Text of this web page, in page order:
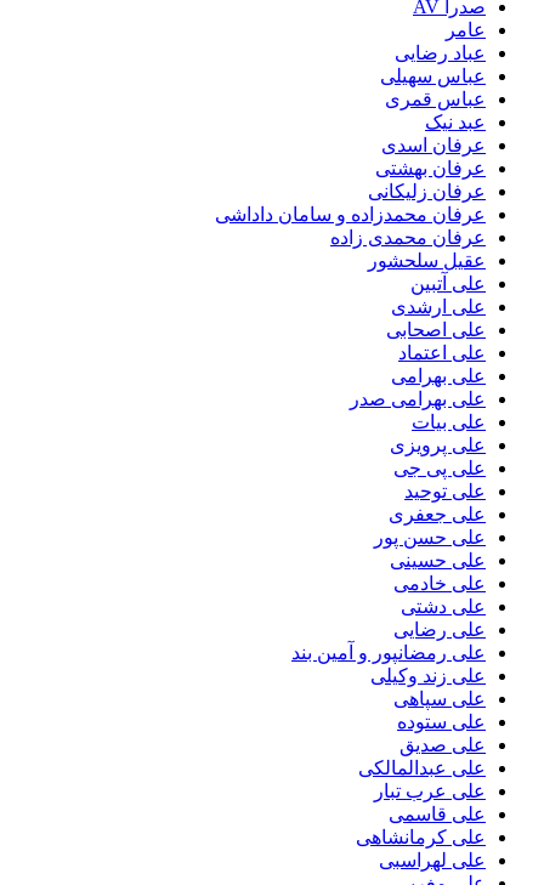
صدرا AV
عامر
عباد رضایی
عباس سهیلی
عباس قمری
عبد نیک
عرفان اسدی
عرفان بهشتی
عرفان زلیکانی
عرفان محمدزاده و سامان داداشی
عرفان محمدی زاده
عقیل سلحشور
علی آتبین
علی ارشدی
علی اصحابی
علی اعتماد
علی بهرامی
علی بهرامی صدر
علی بیات
علی پرویزی
علی پی جی
علی توحید
علی جعفری
علی حسن پور
علی حسینی
علی خادمی
علی دشتی
علی رضایی
علی رمضانپور و آمین بند
علی زند وکیلی
علی سپاهی
علی ستوده
علی صدیق
علی عبدالمالکی
علی عرب تبار
علی قاسمی
علی کرمانشاهی
علی لهراسبی